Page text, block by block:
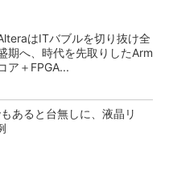
はITバブルを切り抜け全
期へ、時代を先取りしたArm
ア＋FPGA...
あると台無しに、液晶リ